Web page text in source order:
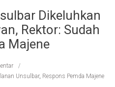
Dikeluhkan
Rektor: Sudah
Majene
Unsulbar, Respons Pemda Majene